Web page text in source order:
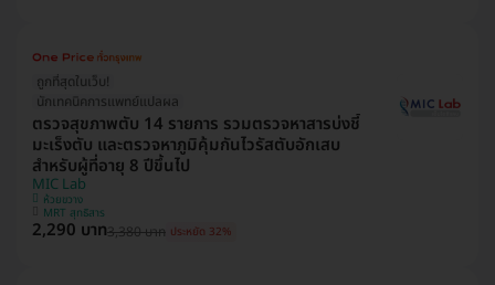
ถูกที่สุดในเว็บ!
นักเทคนิคการแพทย์แปลผล
ตรวจสุขภาพตับ 14 รายการ รวมตรวจหาสารบ่งชี้
มะเร็งตับ และตรวจหาภูมิคุ้มกันไวรัสตับอักเสบ
สำหรับผู้ที่อายุ 8 ปีขึ้นไป
MIC Lab
ห้วยขวาง
MRT สุทธิสาร
2,290 บาท3,380 บาท ประหยัด 32%